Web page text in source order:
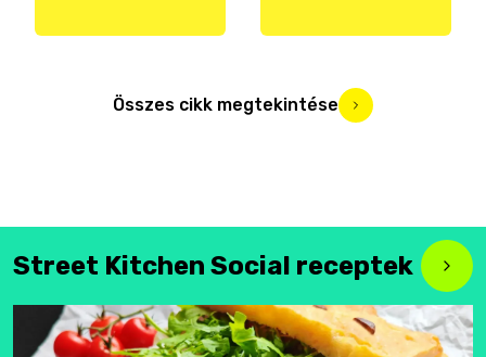
Összes cikk megtekintése
Street Kitchen Social receptek